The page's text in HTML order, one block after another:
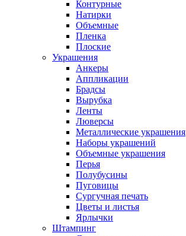
Контурные
Натирки
Объемные
Пленка
Плоские
Украшения
Анкеры
Аппликации
Брадсы
Вырубка
Ленты
Люверсы
Металлические украшения
Наборы украшений
Объемные украшения
Перья
Полубусины
Пуговицы
Сургучная печать
Цветы и листья
Ярлычки
Штампинг